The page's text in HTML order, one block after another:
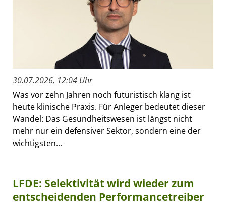
30.07.2026, 12:04 Uhr
Was vor zehn Jahren noch futuristisch klang ist
heute klinische Praxis. Für Anleger bedeutet dieser
Wandel: Das Gesundheitswesen ist längst nicht
mehr nur ein defensiver Sektor, sondern eine der
wichtigsten...
LFDE: Selektivität wird wieder zum
entscheidenden Performancetreiber